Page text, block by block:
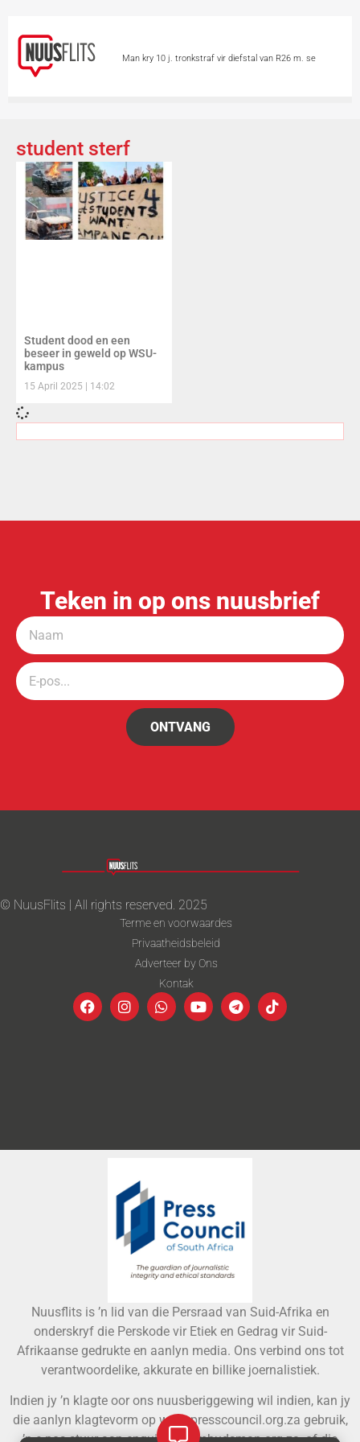
Man kry 10 j. tronkstraf vir diefstal van R26 m. se
minstens 6 lewens
Katdag
wiele?
student sterf
Student dood en een
beseer in geweld op WSU-
kampus
15 April 2025 14:02
Teken in op ons nuusbrief
ONTVANG
© NuusFlits | All rights reserved. 2025
Terme en voorwaardes
Privaatheidsbeleid
Adverteer by Ons
Kontak
Nuusflits is ’n lid van die Persraad van Suid-Afrika en
onderskryf die Perskode vir Etiek en Gedrag vir Suid-
Afrikaanse gedrukte en aanlyn media. Ons verbind ons tot
verantwoordelike, akkurate en billike joernalistiek.
Indien jy ’n klagte oor ons nuusberiggewing wil indien, kan jy
die aanlyn klagtevorm op www.presscouncil.org.za gebruik,